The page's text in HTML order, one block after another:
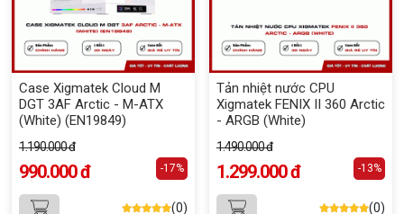
Case Xigmatek Cloud M
DGT 3AF Arctic - M-ATX
(White) (EN19849)
1.190.000 đ
990.000 đ -17%
(0)
Tản nhiệt nước CPU
Xigmatek FENIX II 360 Arctic
- ARGB (White)
1.490.000 đ
1.299.000 đ -13%
(0)